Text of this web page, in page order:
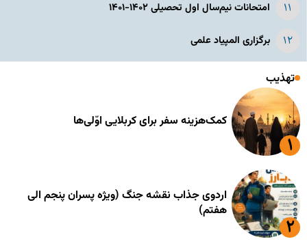
امتحانات نیم‌سال اول تحصیلی ۱۴۰۲-۱۴۰۱
برگزاری المپیاد علمی
تهذیب
کمک‌هزینه سفر برای کربلایی اوّلی‌ها
اردوی جذاب نقشه جنگ (ویژه پسران پنجم الی
هفتم)